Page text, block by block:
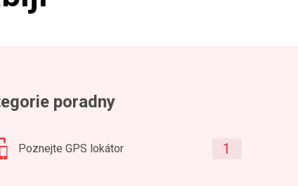
poradny
Poznejte GPS lokátor 1